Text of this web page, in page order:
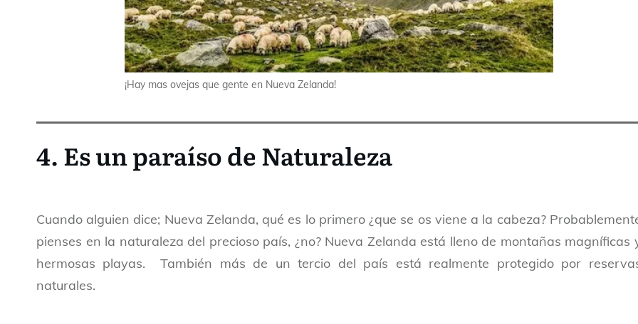
¡Hay mas ovejas que gente en Nueva Zelanda!
4. Es un paraíso de Naturaleza
Cuando alguien dice; Nueva Zelanda, qué es lo primero ¿que se os viene a la cabeza?
pienses en la naturaleza del precioso país, ¿no? Nueva Zelanda está lleno de montañas magníficas
hermosas playas. También más de un tercio del país está realmente protegido por
naturales.